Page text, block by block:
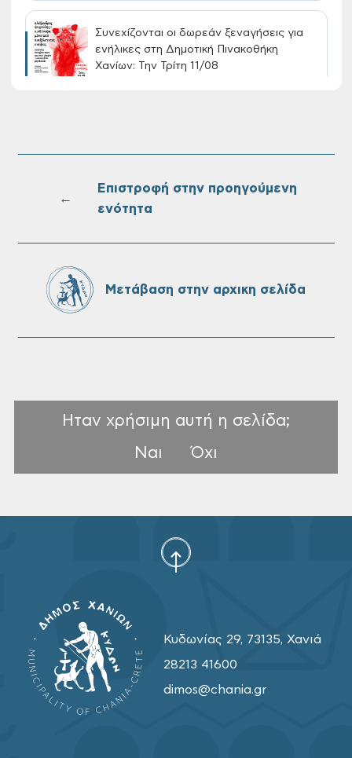
Συνεχίζονται οι δωρεάν ξεναγήσεις για
ενήλικες στη Δημοτική Πινακοθήκη
Χανίων: Την Τρίτη 11/08
Τακτική συνεδρίαση Δημοτικής Επιτροπής
←
Επιστροφή στην προηγούμενη
ενότητα
Μετάβαση στην αρχικη σελίδα
Ηταν χρήσιμη αυτή η σελίδα;
Ναι
Όχι
Κυδωνίας 29, 73135, Χανιά
28213 41600
dimos@chania.gr